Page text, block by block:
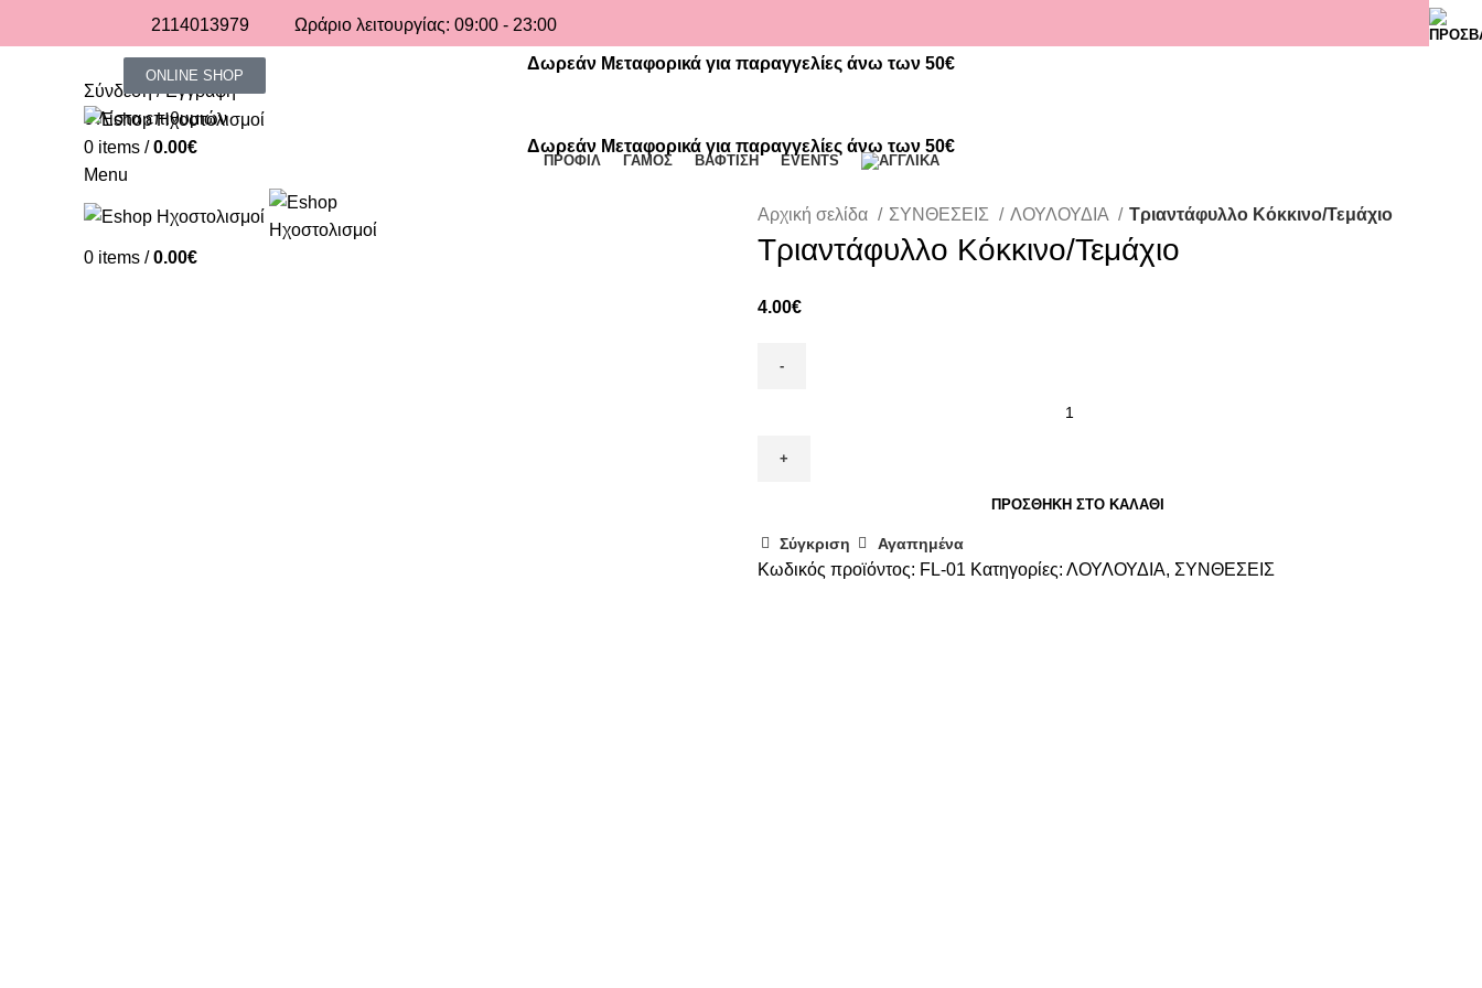
2114013979 Ωράριο λειτουργίας: 09:00 - 23:00
Δωρεάν Μεταφορικά για παραγγελίες άνω των 50€
Σύνδεση / Εγγραφή
0Λίστα επιθυμιών
Δωρεάν Μεταφορικά για παραγγελίες άνω των 50€
ONLINE SHOP
0 items / 0.00€
Menu
0 items / 0.00€
ΠΡΟΦΙΛ ΓΑΜΟΣ ΒΑΦΤΙΣΗ EVENTS
Αρχική σελίδα ΣΥΝΘΕΣΕΙΣ ΛΟΥΛΟΥΔΙΑ Τριαντάφυλλο Κόκκινο/Τεμάχιο
Τριαντάφυλλο Κόκκινο/Τεμάχιο
4.00€
ΠΡΟΣΘΉΚΗ ΣΤΟ ΚΑΛΆΘΙ
Σύγκριση Αγαπημένα
Κωδικός προϊόντος: FL-01 Κατηγορίες: ΛΟΥΛΟΥΔΙΑ, ΣΥΝΘΕΣΕΙΣ